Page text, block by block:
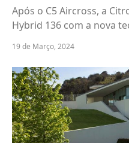
Após o C5 Aircross, a
Hybrid 136 com a nova
19 de Março, 2024